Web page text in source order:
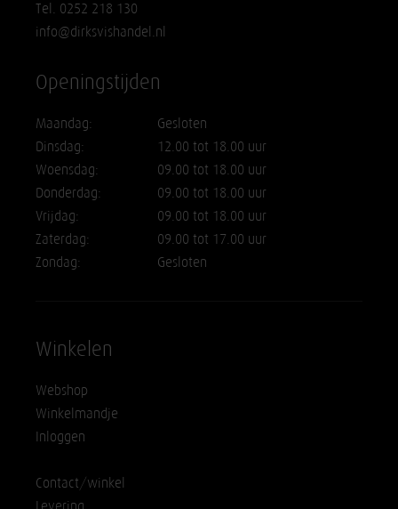
Tel. 0252 218 130
info@dirksvishandel.nl
Openingstijden
Maandag:
Gesloten
Dinsdag:
12.00 tot 18.00 uur
Woensdag:
09.00 tot 18.00 uur
Donderdag:
09.00 tot 18.00 uur
Vrijdag:
09.00 tot 18.00 uur
Zaterdag:
09.00 tot 17.00 uur
Zondag:
Gesloten
Winkelen
Webshop
Winkelmandje
Inloggen
Contact/winkel